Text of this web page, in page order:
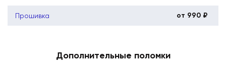
Прошивка от 990 ₽
Дополнительные поломки